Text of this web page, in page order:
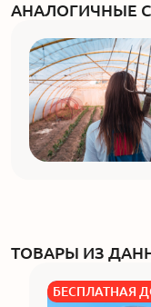
АНАЛОГИЧНЫЕ
ТОВАРЫ ИЗ
БЕСПЛАТНАЯ